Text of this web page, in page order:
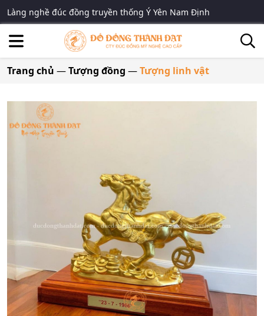
Làng nghề đúc đồng truyền thống Ý Yên Nam Định
Trang chủ —Tượng đồng —Tượng linh vật